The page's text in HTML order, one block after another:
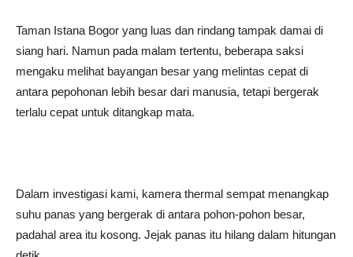
Taman Istana Bogor yang luas dan rindang tampak damai di
siang hari. Namun pada malam tertentu, beberapa saksi
mengaku melihat bayangan besar yang melintas cepat di
antara pepohonan lebih besar dari manusia, tetapi bergerak
terlalu cepat untuk ditangkap mata.
Dalam investigasi kami, kamera thermal sempat menangkap
suhu panas yang bergerak di antara pohon-pohon besar,
padahal area itu kosong. Jejak panas itu hilang dalam hitungan